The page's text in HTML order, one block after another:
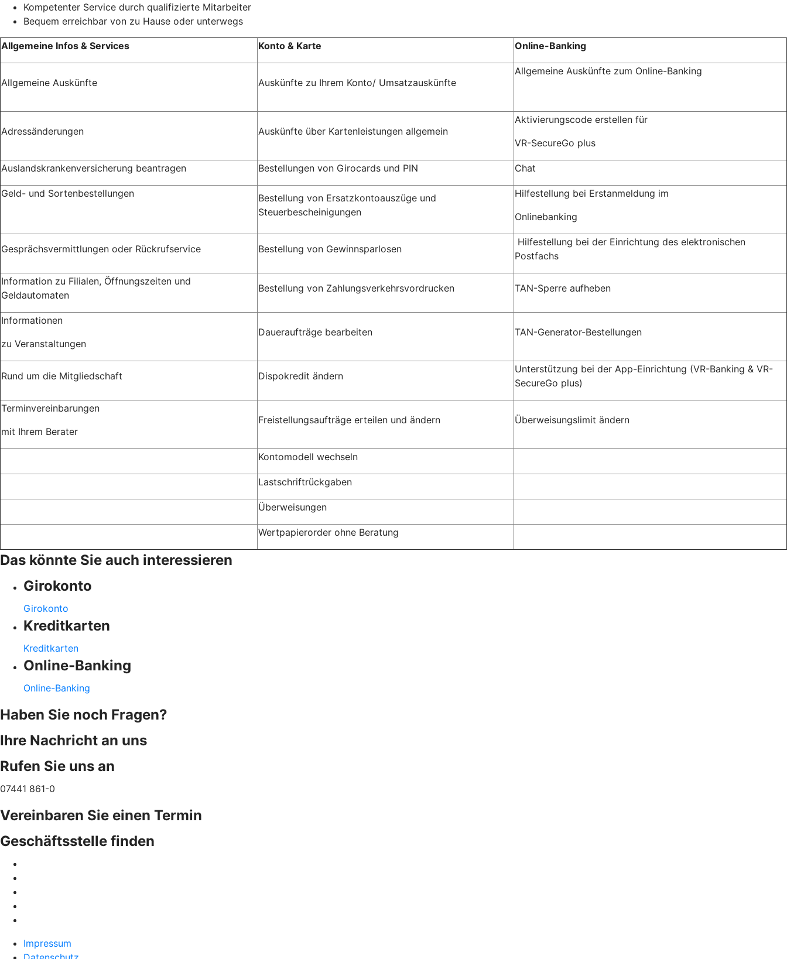
Kompetenter Service durch qualifizierte Mitarbeiter
Bequem erreichbar von zu Hause oder unterwegs
Allgemeine Infos & Services Konto & Karte Online-Banking
Allgemeine Auskünfte Auskünfte zu Ihrem Konto/ Umsatzauskünfte
Allgemeine Auskünfte zum Online-Banking
Adressänderungen Auskünfte über Kartenleistungen allgemein
Aktivierungscode erstellen für
VR-SecureGo plus
Auslandskrankenversicherung beantragen Bestellungen von Girocards und PIN Chat
Geld- und Sortenbestellungen
Bestellung von Ersatzkontoauszüge und
Steuerbescheinigungen
Hilfestellung bei Erstanmeldung im
Onlinebanking
Gesprächsvermittlungen oder Rückrufservice Bestellung von Gewinnsparlosen
Hilfestellung bei der Einrichtung des elektronischen
Postfachs
Information zu Filialen, Öffnungszeiten und
Geldautomaten
Bestellung von Zahlungsverkehrsvordrucken TAN-Sperre aufheben
Informationen
zu Veranstaltungen
Daueraufträge bearbeiten TAN-Generator-Bestellungen
Rund um die Mitgliedschaft Dispokredit ändern
Unterstützung bei der App-Einrichtung (VR-Banking & VR-
SecureGo plus)
Terminvereinbarungen
mit Ihrem Berater
Freistellungsaufträge erteilen und ändern Überweisungslimit ändern
Kontomodell wechseln
Lastschriftrückgaben
Überweisungen
Wertpapierorder ohne Beratung
Das könnte Sie auch interessieren
Girokonto
Girokonto
Kreditkarten
Kreditkarten
Online-Banking
Online-Banking
Haben Sie noch Fragen?
Ihre Nachricht an uns
Rufen Sie uns an
07441 861-0
Vereinbaren Sie einen Termin
Geschäftsstelle finden
Impressum